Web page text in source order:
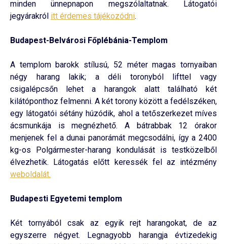
minden ünnepnapon megszólaltatnak. Látogatói
jegyárakról itt érdemes tájékozódni.
Budapest-Belvárosi Főplébánia-Templom
A templom barokk stílusú, 52 méter magas tornyaiban
négy harang lakik; a déli toronyból lifttel vagy
csigalépcsőn lehet a harangok alatt található két
kilátóponthoz felmenni. A két torony között a fedélszéken,
egy látogatói sétány húzódik, ahol a tetőszerkezet míves
ácsmunkája is megnézhető. A bátrabbak 12 órakor
menjenek fel a dunai panorámát megcsodálni, így a 2400
kg-os Polgármester-harang kondulását is testközelből
élvezhetik. Látogatás előtt keressék fel az intézmény
weboldalát.
Budapesti Egyetemi templom
Két tornyából csak az egyik rejt harangokat, de az
egyszerre négyet. Legnagyobb harangja évtizedekig